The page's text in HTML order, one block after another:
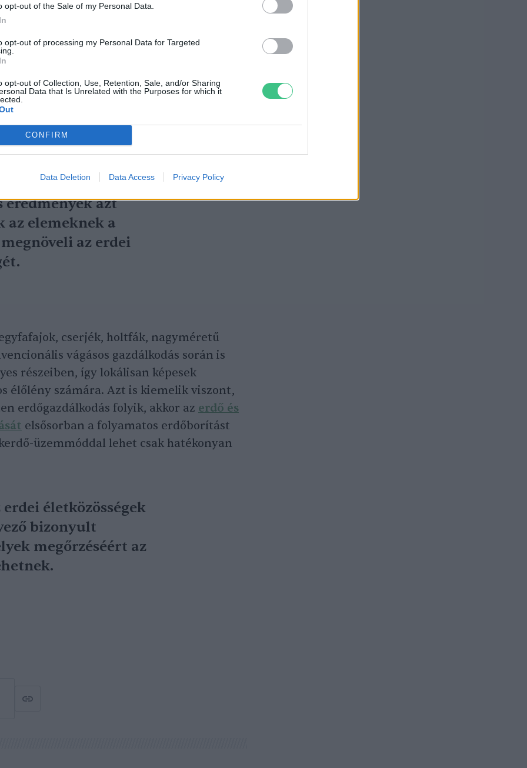
opt-out of the Sale of my Personal Data.
opt-out of processing my Personal Data for Targeted
opt-out of Collection, Use, Retention, Sale, and/or Sharing
Data that Is Unrelated with the Purposes for which it
CONFIRM
Data Deletion Data Access Privacy Policy
hogy az erdei biodiverzitás
tényező az erdőállomány egyes
a cserjeszintnek, illetve a holtfának a
során a
eltávolítják az
eredmények azt
az elemeknek a
az erdei
cserjék, holtfák, nagyméretű
vágásos gazdálkodás során is
részeiben, így lokálisan képesek
élőlény számára. Azt is kiemelik viszont,
erdőgazdálkodás folyik, akkor az erdő és
elsősorban a folyamatos erdőborítást
üzemmóddal lehet csak hatékonyan
életközösségek
bizonyult
megőrzéséért az